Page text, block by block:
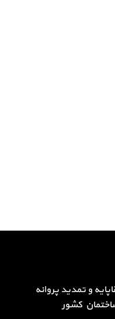
و تمدید پروانه
کشور